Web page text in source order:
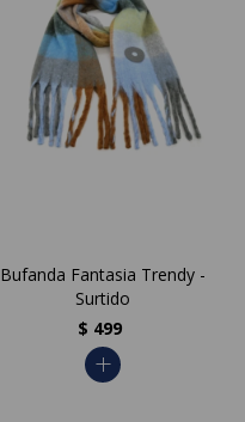
Bufanda Fantasia Trendy -
Surtido
$ 499
add